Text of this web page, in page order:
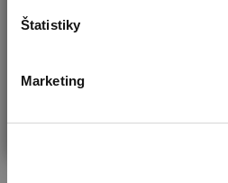
Štatistiky
Marketing